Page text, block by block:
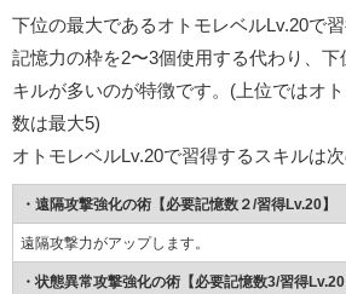
下位の最大であるオトモレベルLv.20で
記憶力の枠を2〜3個使用する代わり、
キルが多いのが特徴です。(上位ではオ
数は最大5)
オトモレベルLv.20で習得するスキルは次
・遠隔攻撃強化の術【必要記憶数２/習得Lv.20】
遠隔攻撃力がアップします。
・状態異常攻撃強化の術【必要記憶数3/習得Lv.20